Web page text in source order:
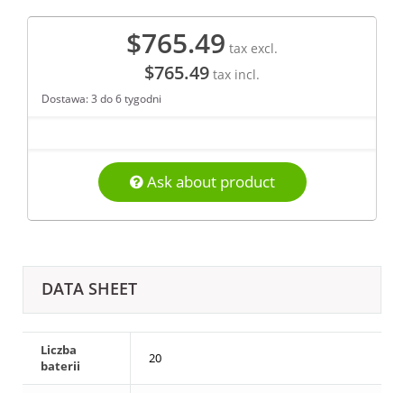
$765.49 tax excl.
$765.49 tax incl.
Dostawa: 3 do 6 tygodni
Ask about product
DATA SHEET
Liczba
baterii
20